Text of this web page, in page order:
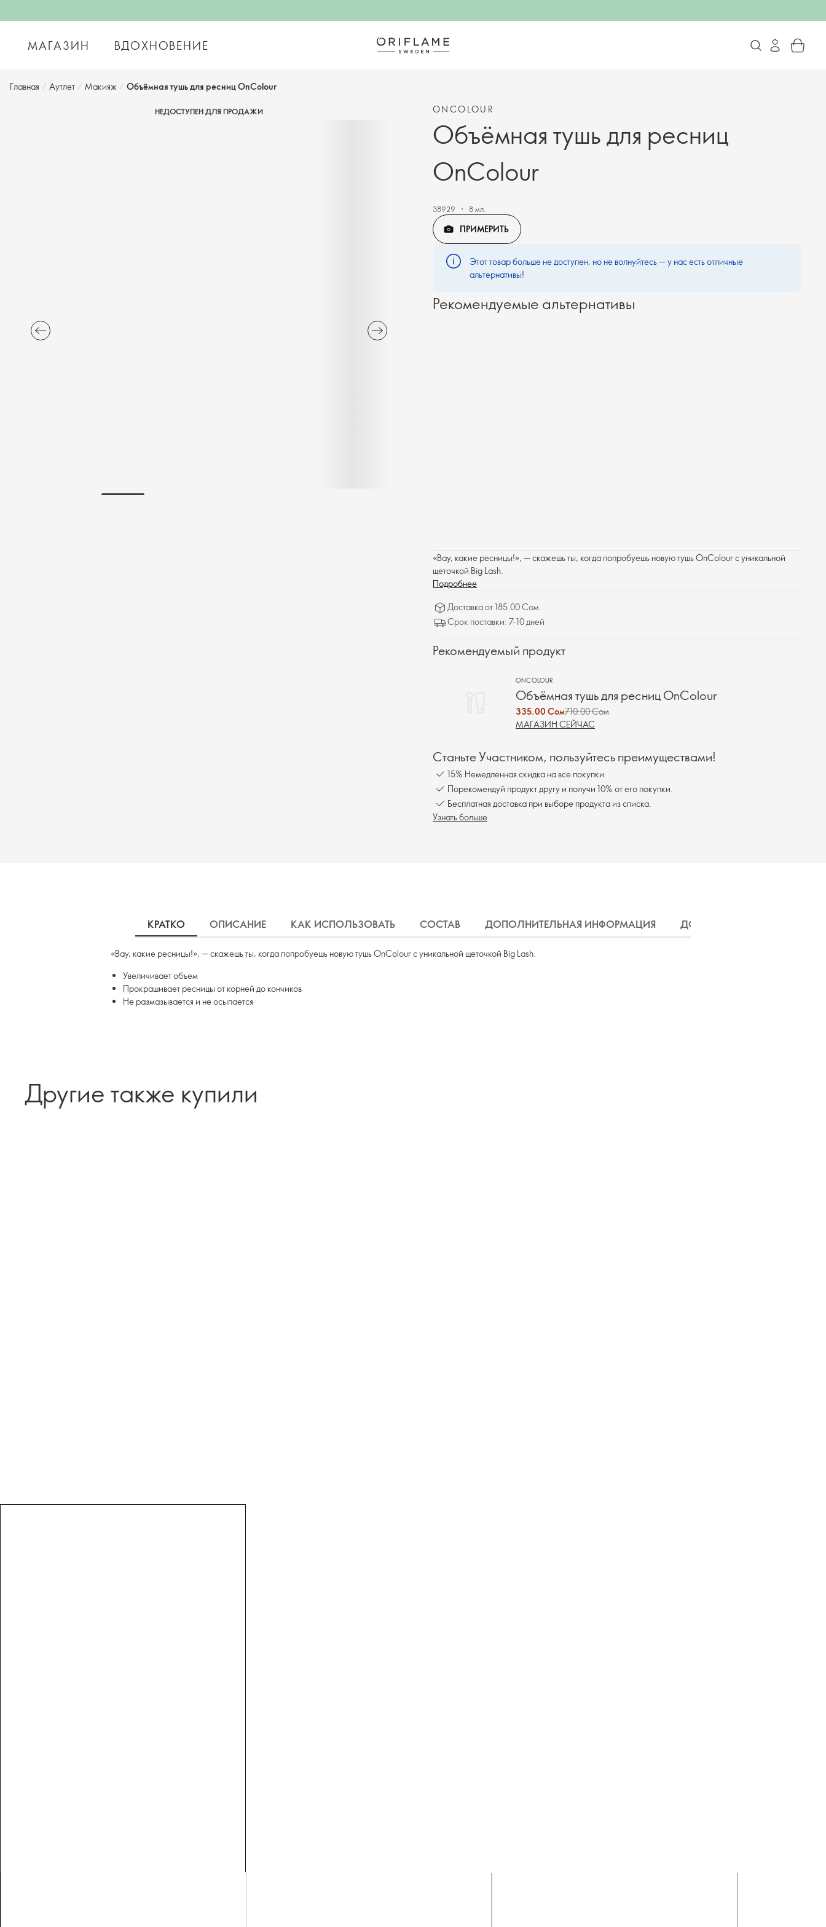
МАГАЗИН ВДОХНОВЕНИЕ
Главная / Аутлет / Макияж / Объёмная тушь для ресниц OnColour
НЕДОСТУПЕН ДЛЯ ПРОДАЖИ ONCOLOUR
Объёмная тушь для ресниц
OnColour
38929 8 мл.
ПРИМЕРИТЬ
Этот товар больше не доступен, но не волнуйтесь — у нас есть отличные
альтернативы!
Рекомендуемые альтернативы
«Вау, какие ресницы!», — скажешь ты, когда попробуешь новую тушь OnColour с уникальной
щеточкой Big Lash.
Подробнее
Доставка от 185.00 Сом.
Срок поставки: 7-10 дней
Рекомендуемый продукт
ONCOLOUR
Объёмная тушь для ресниц OnColour
335.00 Сом710.00 Сом
МАГАЗИН СЕЙЧАС
Станьте Участником, пользуйтесь преимуществами!
15% Немедленная скидка на все покупки
Порекомендуй продукт другу и получи 10% от его покупки.
Бесплатная доставка при выборе продукта из списка.
Узнать больше
КРАТКО ОПИСАНИЕ КАК ИСПОЛЬЗОВАТЬ СОСТАВ ДОПОЛНИТЕЛЬНАЯ ИНФОРМАЦИЯ ДОСТАВКА
«Вау, какие ресницы!», — скажешь ты, когда попробуешь новую тушь OnColour с уникальной щеточкой Big Lash.
Увеличивает объем
Прокрашивает ресницы от корней до кончиков
Не размазывается и не осыпается
Другие также купили